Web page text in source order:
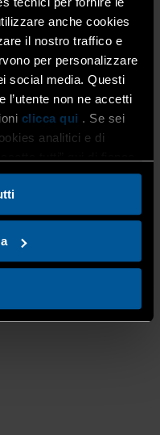
anche cookies
il nostro traffico e
per personalizzare
social media. Questi
l’utente non ne accetti
clicca qui . Se sei
analitici e di
, ha previsto una visita
, simbolo